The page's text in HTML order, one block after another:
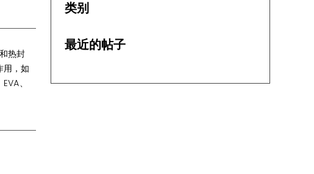
热封
用，如
、
类别
最近的帖子